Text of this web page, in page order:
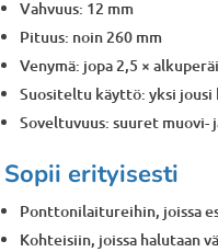
Vahvuus: 12 mm
Pituus: noin 260 mm
Venymä: jopa 2,5 ×
Suositeltu käyttö: yksi
Soveltuvuus: suuret
Sopii erityisesti
Ponttonilaitureihin, joissa
Kohteisiin, joissa halutaan